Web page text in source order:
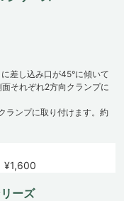
差し込み口が45°に傾いて
それぞれ2方向クランプに
ランプに取り付けます。約
ーズ